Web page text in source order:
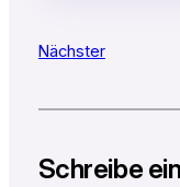
Nächster
Schreibe